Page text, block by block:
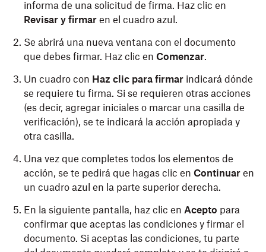
informa de una solicitud de firma. Haz clic en
Revisar y firmar en el cuadro azul.
Se abrirá una nueva ventana con el documento
que debes firmar. Haz clic en Comenzar.
Un cuadro con Haz clic para firmar indicará dónde
se requiere tu firma. Si se requieren otras acciones
(es decir, agregar iniciales o marcar una casilla de
verificación), se te indicará la acción apropiada y
otra casilla.
Una vez que completes todos los elementos de
acción, se te pedirá que hagas clic en Continuar en
un cuadro azul en la parte superior derecha.
En la siguiente pantalla, haz clic en Acepto para
confirmar que aceptas las condiciones y firmar el
documento. Si aceptas las condiciones, tu parte